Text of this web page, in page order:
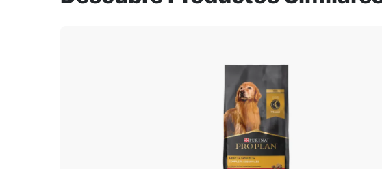
Descargar la lista completa de ingredientes (PDF)
Calcular ahora
Divídelo en 2 o más comidas. La cantidad exacta
actividad y el entorno. Ajusta la cantidad según sea